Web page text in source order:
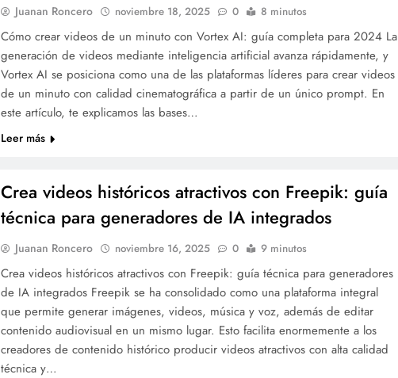
Juanan Roncero noviembre 18, 2025 0 8 minutos
Cómo crear videos de un minuto con Vortex AI: guía completa para 2024 La
generación de videos mediante inteligencia artificial avanza rápidamente, y
Vortex AI se posiciona como una de las plataformas líderes para crear videos
de un minuto con calidad cinematográfica a partir de un único prompt. En
este artículo, te explicamos las bases…
Leer más
Crea videos históricos atractivos con Freepik: guía
técnica para generadores de IA integrados
Juanan Roncero noviembre 16, 2025 0 9 minutos
Crea videos históricos atractivos con Freepik: guía técnica para generadores
de IA integrados Freepik se ha consolidado como una plataforma integral
que permite generar imágenes, videos, música y voz, además de editar
contenido audiovisual en un mismo lugar. Esto facilita enormemente a los
creadores de contenido histórico producir videos atractivos con alta calidad
técnica y…